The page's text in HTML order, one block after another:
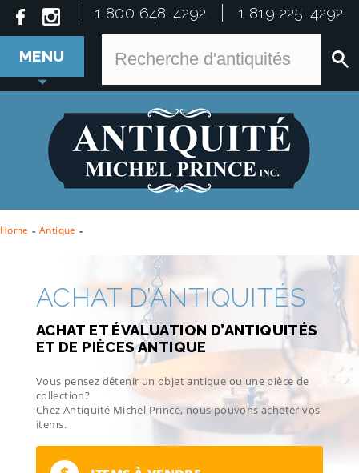
1 800 648-4292 1 819 225-4292
MENU
Home - Antique -
ACHAT D’ANTIQUITÉS
ACHAT ET ÉVALUATION D’ANTIQUITÉS
ET DE PIÈCES ANTIQUE
Vous pensez détenir un objet antique ou une pièce de
collection?
Chez Antiquité Michel Prince, nous pouvons acheter vos
items.